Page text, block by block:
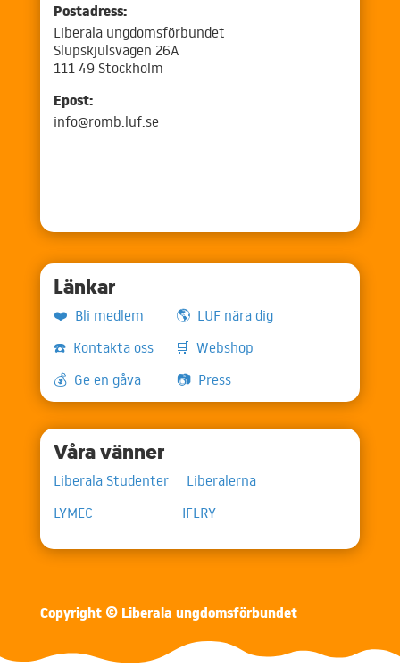
Postadress:
Liberala ungdomsförbundet
Slupskjulsvägen 26A
111 49 Stockholm
Epost:
info@romb.luf.se
Länkar
❤️ Bli medlem 🌎 LUF nära dig
☎️ Kontakta oss
🛒 Webshop
💰 Ge en gåva 📷 Press
Våra vänner
Liberala Studenter Liberalerna
LYMEC IFLRY
Copyright © Liberala ungdomsförbundet